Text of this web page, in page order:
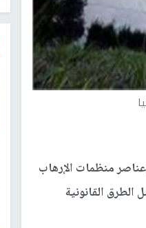
منظمات الإرهاب
الطرق القانونية